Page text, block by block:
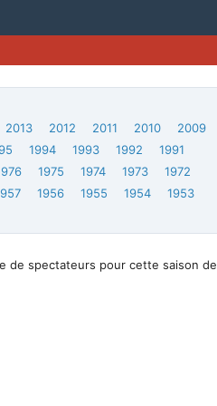
2013 2012 2011 2010
2009
1994 1993 1992
1991
1975 1974 1973
1972
1956 1955 1954
1953
de spectateurs pour cette saison de